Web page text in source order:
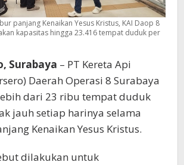
panjang Kenaikan Yesus Kristus, KAI Daop 8
kapasitas hingga 23.416 tempat duduk per
Surabaya – PT Kereta Api
Daerah Operasi 8 Surabaya
dari 23 ribu tempat duduk
jauh setiap harinya selama
Kenaikan Yesus Kristus.
dilakukan untuk